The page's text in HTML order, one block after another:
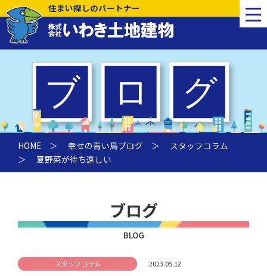
住まい探しのパートナー
HOME ＞ 幸せの青い鳥ブログ ＞ スタッフコラム
＞ 夏野菜が待ち遠しい
ブログ
BLOG
スタッフコラム 2023.05.12